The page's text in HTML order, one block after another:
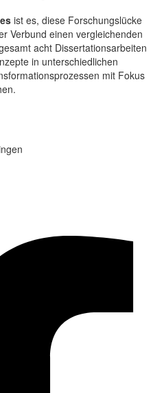
ist es, diese Forschungslücke
Verbund einen vergleichenden
acht Dissertationsarbeiten
in unterschiedlichen
mit Fokus